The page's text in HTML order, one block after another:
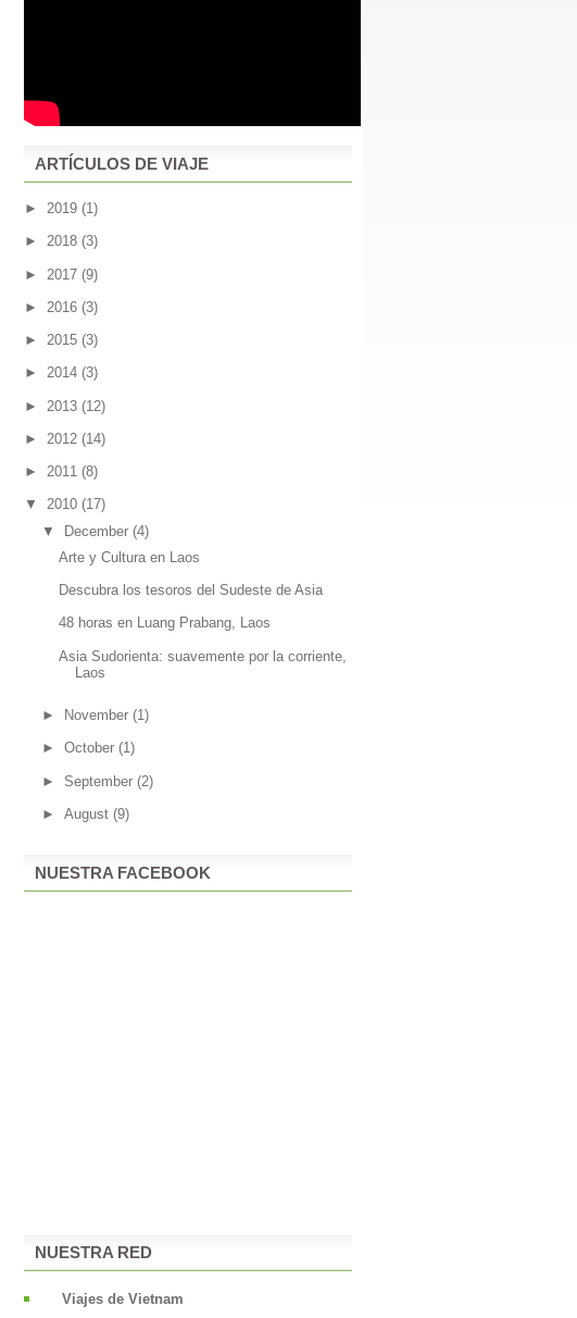
ARTÍCULOS DE VIAJE
► 2019 (1)
► 2018 (3)
► 2017 (9)
► 2016 (3)
► 2015 (3)
► 2014 (3)
► 2013 (12)
► 2012 (14)
► 2011 (8)
▼ 2010 (17)
▼ December (4)
Arte y Cultura en Laos
Descubra los tesoros del Sudeste de Asia
48 horas en Luang Prabang, Laos
Asia Sudorienta: suavemente por la corriente,
Laos
► November (1)
► October (1)
► September (2)
► August (9)
NUESTRA FACEBOOK
NUESTRA RED
Viajes de Vietnam